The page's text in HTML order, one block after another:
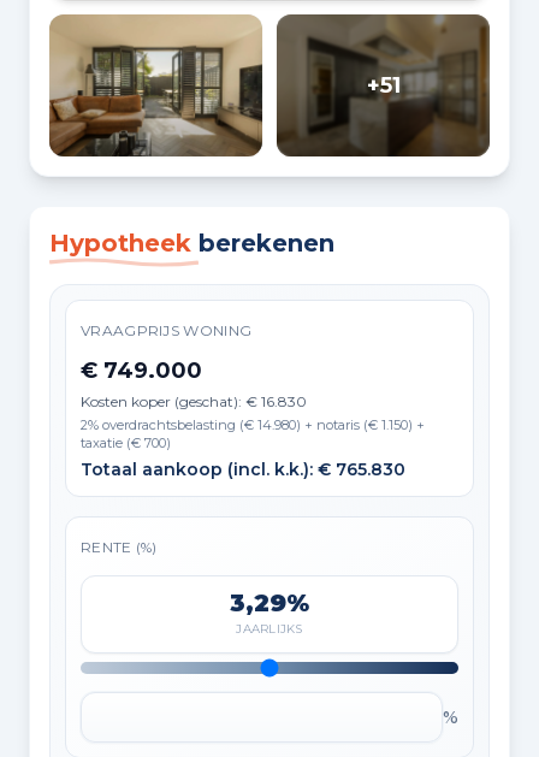
+51
Hypotheek berekenen
VRAAGPRIJS WONING
€ 749.000
Kosten koper (geschat): € 16.830
2% overdrachtsbelasting (€ 14.980) + notaris (€ 1.150) +
taxatie (€ 700)
Totaal aankoop (incl. k.k.): € 765.830
RENTE (%)
3,29%
JAARLIJKS
%